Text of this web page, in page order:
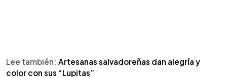
Lee también: Artesanas salvadoreñas dan alegría y
color con sus “Lupitas”